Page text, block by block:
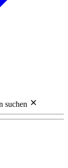
suchen